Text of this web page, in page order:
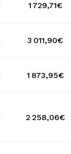
1 729,71€
3 011,90€
1 873,95€
2 258,06€